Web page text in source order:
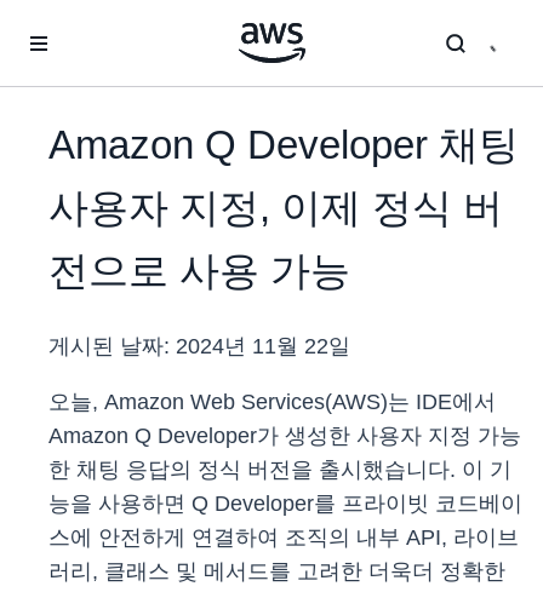
Amazon Q Developer 채팅
사용자 지정, 이제 정식 버
전으로 사용 가능
게시된 날짜: 2024년 11월 22일
오늘, Amazon Web Services(AWS)는 IDE에서
Amazon Q Developer가 생성한 사용자 지정 가능
한 채팅 응답의 정식 버전을 출시했습니다. 이 기
능을 사용하면 Q Developer를 프라이빗 코드베이
스에 안전하게 연결하여 조직의 내부 API, 라이브
러리, 클래스 및 메서드를 고려한 더욱더 정확한